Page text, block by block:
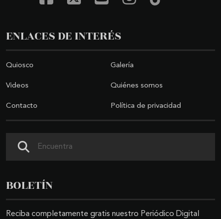
ENLACES DE INTERÉS
Quiosco Galería
Videos Quiénes somos
Contacto Política de privacidad
BOLETÍN
Reciba completamente gratis nuestro Periódico Digital